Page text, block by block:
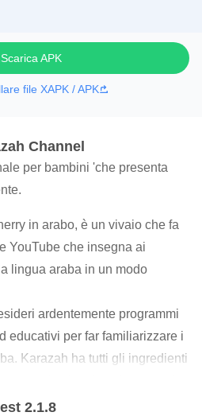
Scarica APK
file XAPK / APK
Channel
per bambini 'che presenta
in arabo, è un vivaio che fa
YouTube che insegna ai
lingua araba in un modo
ardentemente programmi
educativi per far familiarizzare i
Karazah ha tutti gli ingredienti
infantile e nella
2.1.8